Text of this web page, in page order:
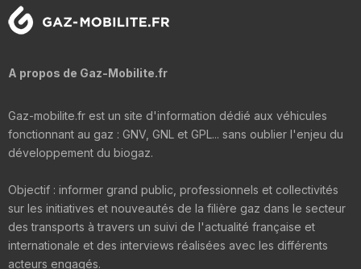
A propos de Gaz-Mobilite.fr
Gaz-mobilite.fr est un site d'information dédié aux véhicules
fonctionnant au gaz : GNV, GNL et GPL... sans oublier l'enjeu du
développement du biogaz.
Objectif : informer grand public, professionnels et collectivités
sur les initiatives et nouveautés de la filière gaz dans le secteur
des transports à travers un suivi de l'actualité française et
internationale et des interviews réalisées avec les différents
acteurs engagés.